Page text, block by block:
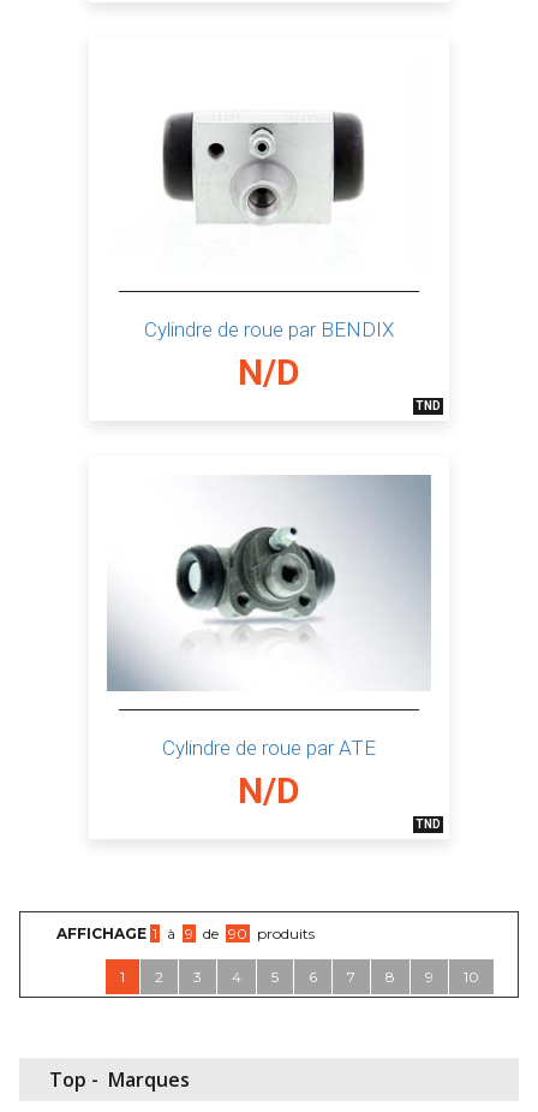
Cylindre de roue par BENDIX
N/D
TND
Cylindre de roue par ATE
N/D
TND
AFFICHAGE 1 à 9 de 90 produits
1 2 3 4 5 6 7 8 9 10
Top - Marques